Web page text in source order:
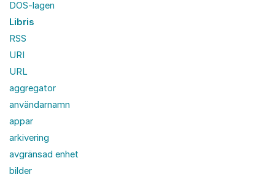
DOS-lagen
Libris
RSS
URI
URL
aggregator
användarnamn
appar
arkivering
avgränsad enhet
bilder